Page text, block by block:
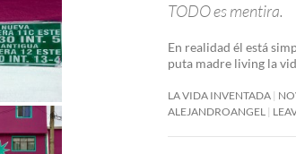
TODO es mentira.
En realidad él está
puta madre living la
LA VIDA INVENTADA
ALEJANDROANGEL